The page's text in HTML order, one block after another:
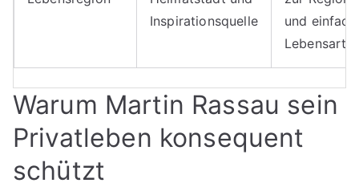
Inspirationsquelle
und
Lebensart
Warum Martin Rassau sein
Privatleben konsequent
schützt